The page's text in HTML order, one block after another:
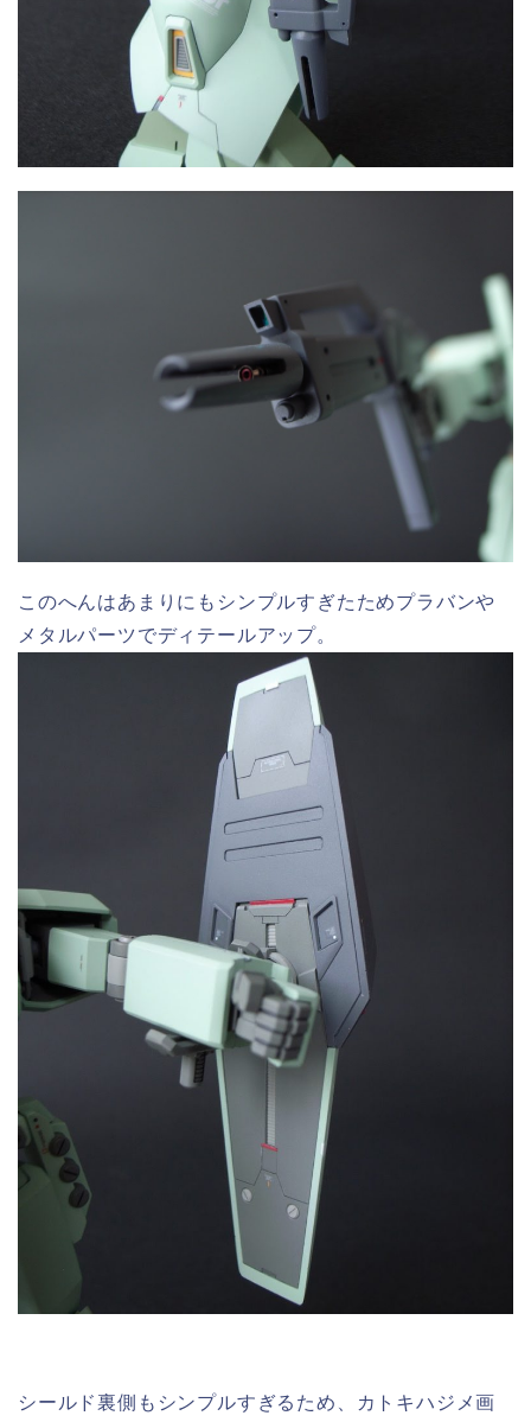
このへんはあまりにもシンプルすぎたためプラバンや
メタルパーツでディテールアップ。
シールド裏側もシンプルすぎるため、カトキハジメ画